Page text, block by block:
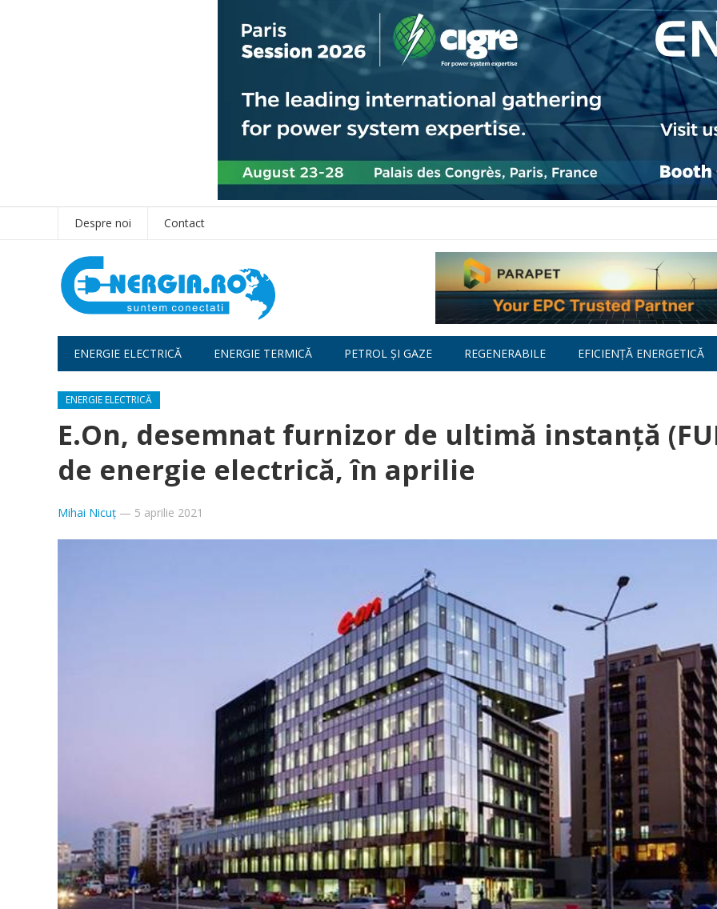
Despre noi Contact
ENERGIE ELECTRICĂ ENERGIE TERMICĂ PETROL ȘI GAZE REGENERABILE EFICIENȚĂ ENERGETICĂ
ENERGIE ELECTRICĂ
E.On, desemnat furnizor de ultimă instanță
de energie electrică, în aprilie
Mihai Nicuț — 5 aprilie 2021